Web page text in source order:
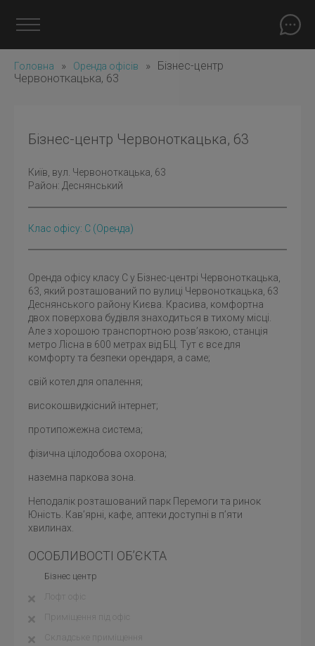
Головна » Оренда офісів »
Бізнес-центр
Червоноткацька, 63
Бізнес-центр Червоноткацька, 63
Київ , вул. Червоноткацька, 63
Район: Деснянський
Клас офісу: C (оренда)
Оренда офісу класу С у Бізнес-центрі Червоноткацька,
63, який розташований по вулиці Червоноткацька, 63
Деснянського району Києва. Красива, комфортна
двох поверхова будівля знаходиться в тихому місці.
Але з хорошою транспортною розв’язкою, станція
метро Лісна в 600 метрах від БЦ. Тут є все для
комфорту та безпеки орендаря, а саме;
свій котел для опалення;
високошвидкісний інтернет;
протипожежна система;
фізична цілодобова охорона;
наземна паркова зона.
Неподалік розташований парк Перемоги та ринок
Юність. Кав’ярні, кафе, аптеки доступні в п’яти
хвилинах.
ОСОБЛИВОСТІ ОБ’ЄКТА
Бізнес центр
Лофт офіс
Приміщення під офіс
Складське приміщення